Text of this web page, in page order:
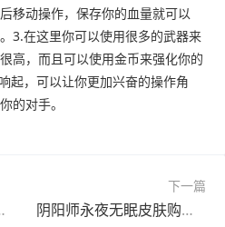
移动操作，保存你的血量就可以
3.在这里你可以使用很多的武器来
高，而且可以使用金币来强化你的
起，可以让你更加兴奋的操作角
的对手。
下一篇
阴阳师永夜无眠皮肤购买性价比详解